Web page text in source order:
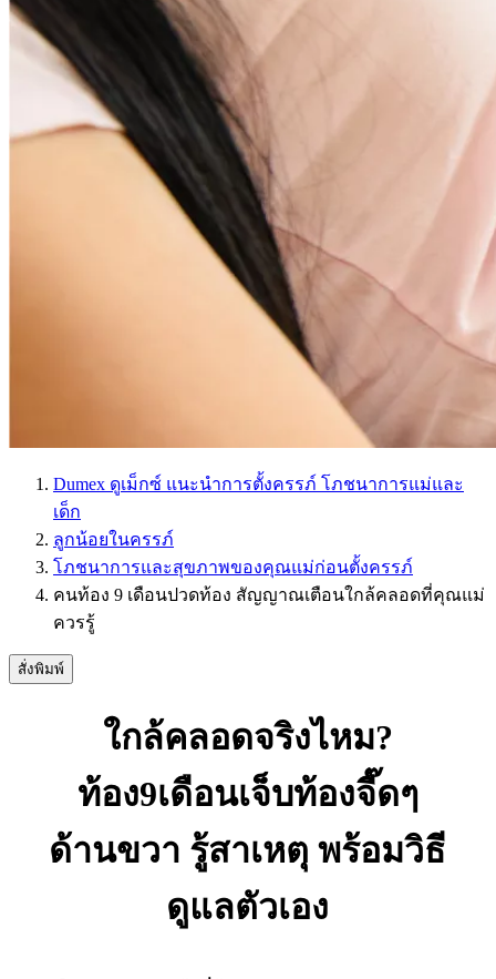
Dumex ดูเม็กซ์ แนะนำการตั้งครรภ์ โภชนาการแม่และ
เด็ก
ลูกน้อยในครรภ์
โภชนาการและสุขภาพของคุณแม่ก่อนตั้งครรภ์
คนท้อง 9 เดือนปวดท้อง สัญญาณเตือนใกล้คลอดที่คุณแม่
ควรรู้
สั่งพิมพ์
ใกล้คลอดจริงไหม?
ท้อง9เดือนเจ็บท้องจี๊ดๆ
ด้านขวา รู้สาเหตุ พร้อมวิธี
ดูแลตัวเอง